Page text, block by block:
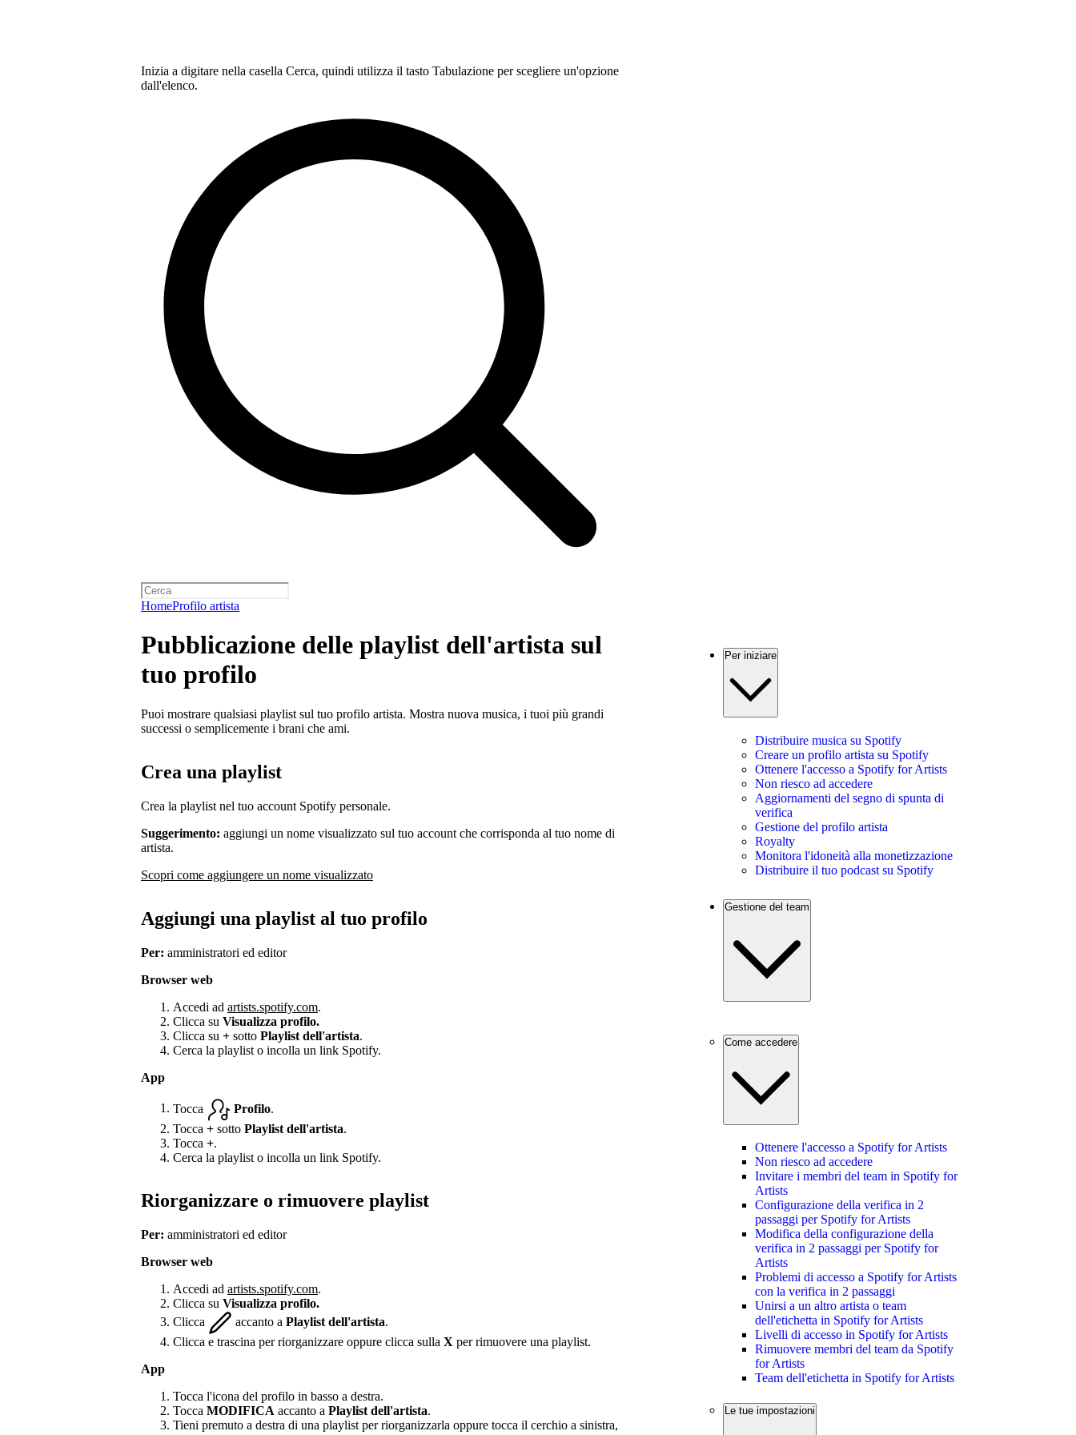
Inizia a digitare nella casella Cerca, quindi utilizza il tasto Tabulazione per scegliere un'opzione
dall'elenco.
HomeProfilo artista
Pubblicazione delle playlist dell'artista sul
tuo profilo
Puoi mostrare qualsiasi playlist sul tuo profilo artista. Mostra nuova musica, i tuoi più grandi
successi o semplicemente i brani che ami.
Crea una playlist
Crea la playlist nel tuo account Spotify personale.
Suggerimento: aggiungi un nome visualizzato sul tuo account che corrisponda al tuo nome di
artista.
Scopri come aggiungere un nome visualizzato
Aggiungi una playlist al tuo profilo
Per: amministratori ed editor
Browser web
Accedi ad artists.spotify.com.
Clicca su Visualizza profilo.
Clicca su + sotto Playlist dell'artista.
Cerca la playlist o incolla un link Spotify.
App
Tocca Profilo
Tocca + sotto Playlist dell'artista.
Tocca +.
Cerca la playlist o incolla un link Spotify.
Riorganizzare o rimuovere playlist
Per: amministratori ed editor
Browser web
Accedi ad artists.spotify.com.
Clicca su Visualizza profilo.
Clicca
accanto a Playlist dell'artista.
Clicca e trascina per riorganizzare oppure clicca sulla X per rimuovere una playlist.
App
Tocca l'icona del profilo in basso a destra.
Tocca MODIFICA accanto a Playlist dell'artista.
Tieni premuto a destra di una playlist per riorganizzarla oppure tocca il cerchio a sinistra,
Per iniziare
Distribuire musica su Spotify
Creare un profilo artista su Spotify
Ottenere l'accesso a Spotify for Artists
Non riesco ad accedere
Aggiornamenti del segno di spunta di
verifica
Gestione del profilo artista
Royalty
Monitora l'idoneità alla monetizzazione
Distribuire il tuo podcast su Spotify
Gestione del team
Come accedere
Ottenere l'accesso a Spotify for Artists
Non riesco ad accedere
Invitare i membri del team in Spotify for
Artists
Configurazione della verifica in 2
passaggi per Spotify for Artists
Modifica della configurazione della
verifica in 2 passaggi per Spotify for
Artists
Problemi di accesso a Spotify for Artists
con la verifica in 2 passaggi
Unirsi a un altro artista o team
dell'etichetta in Spotify for Artists
Livelli di accesso in Spotify for Artists
Rimuovere membri del team da Spotify
for Artists
Team dell'etichetta in Spotify for Artists
Le tue impostazioni